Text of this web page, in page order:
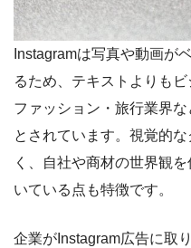
Instagramは写真や動画が
るため、テキストよりも
ファッション・旅行業界
とされています。視覚的
く、自社や商材の世界観
いている点も特徴です。
企業がInstagram広告に取